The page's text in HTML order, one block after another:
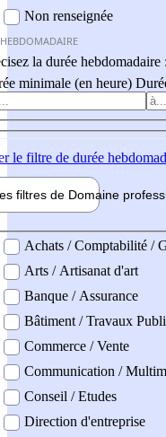
Non renseignée
la durée hebdomadaire :
minimale (en heure)
le filtre de durée
filtres de Domaine pro
professionel
Achats / Comptabilité /
Arts / Artisanat d'art
Banque / Assurance
Bâtiment / Travaux
Commerce / Vente
Communication /
Conseil / Etudes
Direction d'entreprise